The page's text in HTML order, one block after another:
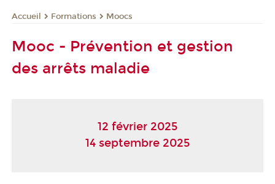
Accueil Formations Moocs
Mooc - Prévention et gestion
des arrêts maladie
12 février 2025
14 septembre 2025